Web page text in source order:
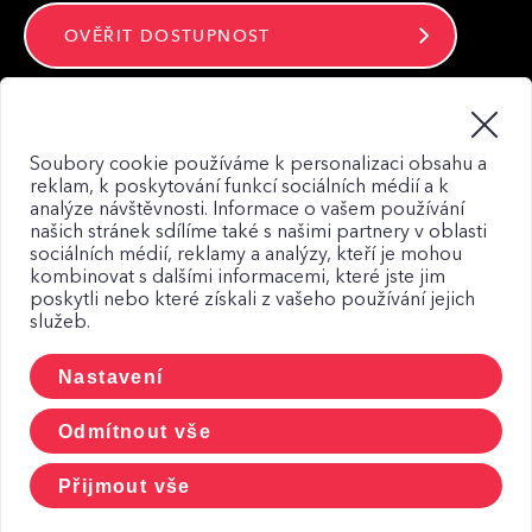
OVĚŘIT DOSTUPNOST
© 2026, CETIN a.s.
Mapa webu
Zásady zpracování osobních údajů
Zásady použití Cookies
CCTV a osobní udaje
Soubory cookie používáme k personalizaci obsahu a
reklam, k poskytování funkcí sociálních médií a k
analýze návštěvnosti. Informace o vašem používání
našich stránek sdílíme také s našimi partnery v oblasti
sociálních médií, reklamy a analýzy, kteří je mohou
kombinovat s dalšími informacemi, které jste jim
poskytli nebo které získali z vašeho používání jejich
služeb.
Nastavení
Odmítnout vše
Přijmout vše